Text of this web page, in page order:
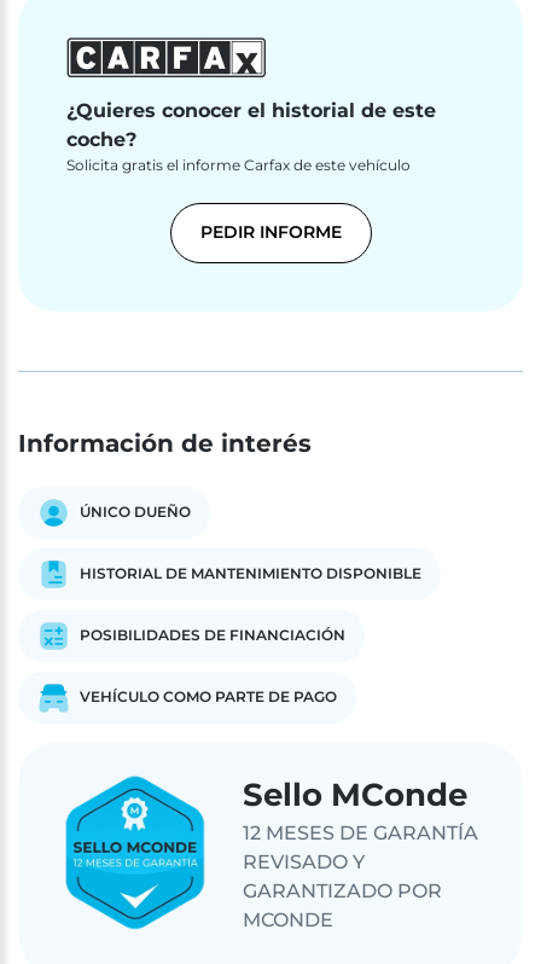
¿Quieres conocer el historial de este
coche?
Solicita gratis el informe Carfax de este vehículo
PEDIR INFORME
Información de interés
ÚNICO DUEÑO
HISTORIAL DE MANTENIMIENTO DISPONIBLE
POSIBILIDADES DE FINANCIACIÓN
VEHÍCULO COMO PARTE DE PAGO
Sello MConde
12 MESES DE GARANTÍA
REVISADO Y
GARANTIZADO POR
MCONDE